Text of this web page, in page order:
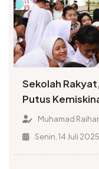
Sekolah
Putus
Muhamad
Senin, 14 Juli 2025